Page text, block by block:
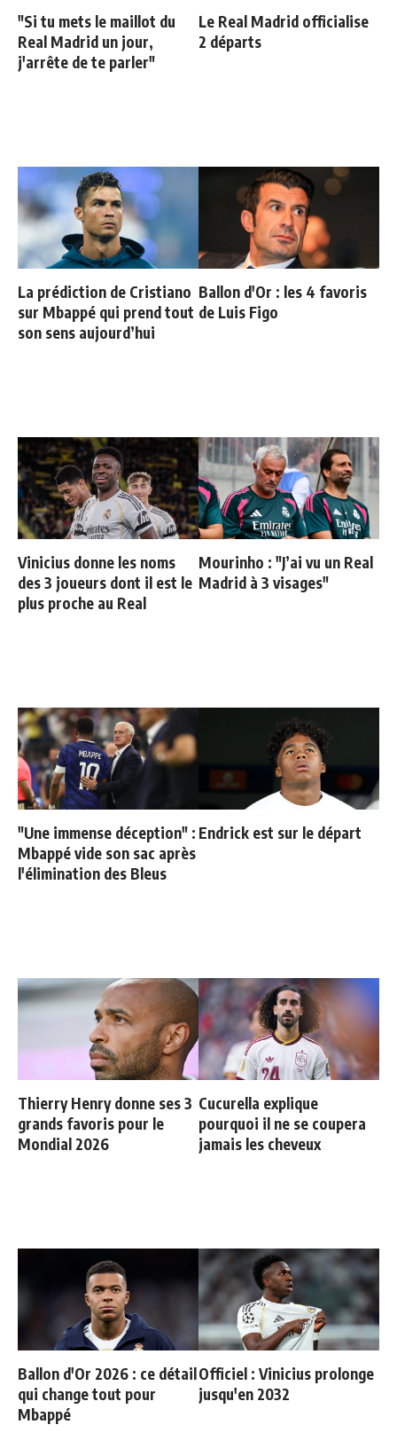
"Si tu mets le maillot du
Real Madrid un jour,
j'arrête de te parler"
Le Real Madrid officialise
2 départs
La prédiction de Cristiano
sur Mbappé qui prend tout
son sens aujourd’hui
Ballon d'Or : les 4 favoris
de Luis Figo
Vinicius donne les noms
des 3 joueurs dont il est le
plus proche au Real
Mourinho : "J’ai vu un Real
Madrid à 3 visages"
"Une immense déception" :
Mbappé vide son sac après
l'élimination des Bleus
Endrick est sur le départ
Thierry Henry donne ses 3
grands favoris pour le
Mondial 2026
Cucurella explique
pourquoi il ne se coupera
jamais les cheveux
Ballon d'Or 2026 : ce détail
qui change tout pour
Mbappé
Officiel : Vinicius prolonge
jusqu'en 2032